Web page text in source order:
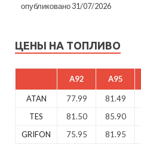
опубликовано 31/07/2026
ЦЕНЫ НА ТОПЛИВО
A92 A95
ATAN 77.99 81.49
TES
81.50 85.90
GRIFON
75.95 81.95